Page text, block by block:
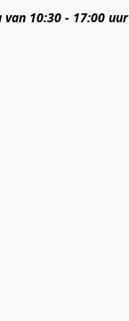
10:30 - 17:00 uur